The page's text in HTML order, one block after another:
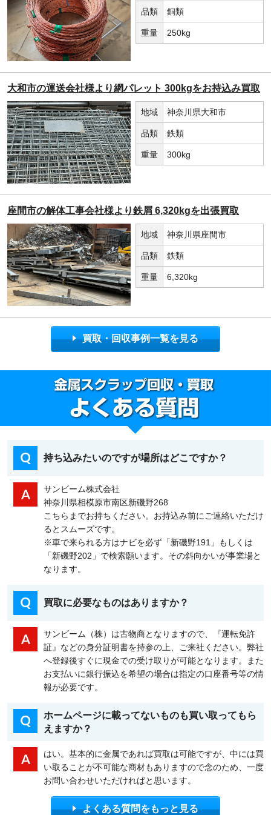
品類 銅類
重量 250kg
大和市の運送会社様より網パレット 300kgをお持込み買取
地域 神奈川県大和市
品類 鉄類
重量 300kg
座間市の解体工事会社様より鉄屑 6,320kgを出張買取
地域 神奈川県座間市
品類 鉄類
重量 6,320kg
買取・回収事例一覧を見る
持ち込みたいのですが場所はどこですか？
サンビーム株式会社
神奈川県相模原市南区新磯野268
こちらまでお持ちください。お持込み前にご連絡いただけ
るとスムーズです。
※車で来られる方はナビを必ず「新磯野191」もしくは
「新磯野202」で検索願います。その斜向かいが事業場と
なります。
買取に必要なものはありますか？
サンビーム（株）は古物商となりますので、『運転免許
証』などの身分証明書を持参の上、ご来社ください。弊社
へ登録後すぐに現金での受け取りが可能となります。また
お支払いに銀行振込を希望の場合は指定の口座番号等の情
報が必要です。
ホームページに載ってないものも買い取ってもら
えますか？
はい。基本的に金属であれば買取は可能ですが、中には買
い取ることが不可能な商材もありますので念のため、一度
お問い合わせいただければと思います。
よくある質問をもっと見る